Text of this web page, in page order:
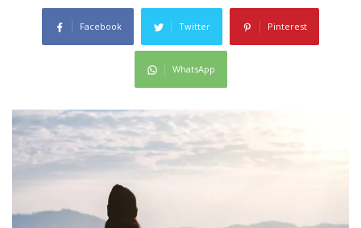
Facebook Twitter Pinterest
WhatsApp